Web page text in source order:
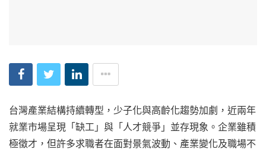
台灣產業結構持續轉型，少子化與高齡化趨勢加劇，近兩年
就業市場呈現「缺工」與「人才競爭」並存現象。企業雖積
極徵才，但許多求職者在面對景氣波動、產業變化及職場不